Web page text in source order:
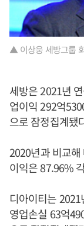
▲ 이상웅 세방그룹
세방은 2021년
업이익 292억
으로 잠정집계됐
2020년과 비교
이익은 87.96%
디아이티는
영업손실 63억